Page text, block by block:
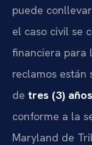
puede
el caso civil se
financiera para
reclamos están
de tres (3) años
conforme a la
Maryland de